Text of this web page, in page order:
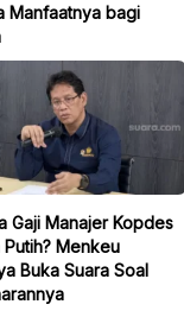
Manfaatnya bagi
Gaji Manajer Kopdes
Menkeu
Buka Suara Soal